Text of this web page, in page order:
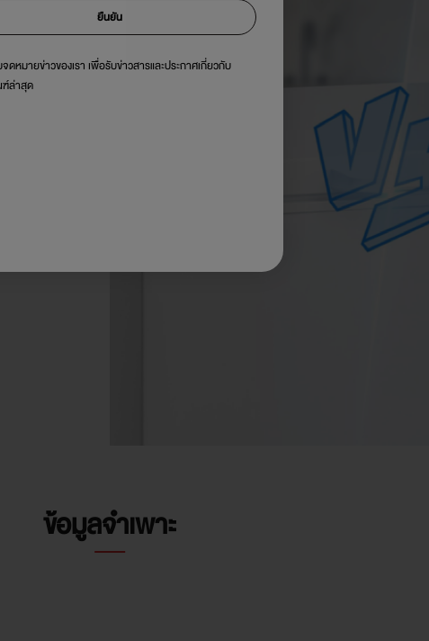
ข้อมูลจำเพาะ
ยืนยัน
ดหมายข่าวของเรา เพื่อรับข่าวสารและประกาศเกี่ยวกับ
ล่าสุด